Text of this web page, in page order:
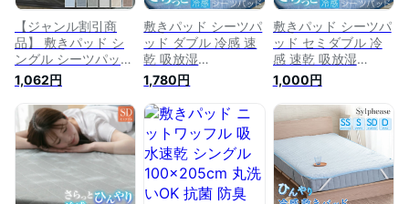
【ジャンル割引商
品】 敷きパッド シ
ングル シーツパッド
さらっと ひんやり
冷感 速乾 吸放湿 夏
夏用 省エネ
100×205cm 丸洗い
OK 抗菌 防臭 綿無し
軽量 敷きパット
22S010-NEW
1,062円
敷きパッド シーツパ
ッド ダブル 冷感 速
乾 吸放湿
140×205cm 丸洗い
OK 抗菌 防臭 綿無し
軽量 敷きパット
O22S012
1,780円
敷きパッド シーツパ
ッド セミダブル 冷
感 速乾 吸放湿
120×205cm 丸洗い
OK 抗菌 防臭 綿無し
軽量 敷きパット
O22S011
1,000円